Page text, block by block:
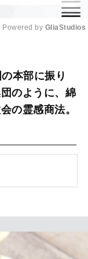
Powered by GliaStudios
本部に振り
のように、綿
の霊感商法。